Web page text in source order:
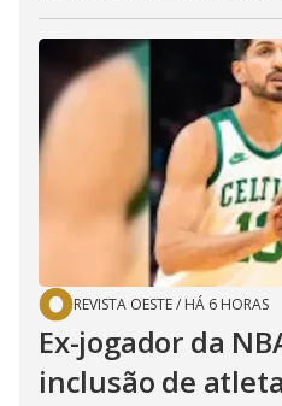
REVISTA OESTE/ HÁ 6 HORAS
Ex-jogador da
inclusão de